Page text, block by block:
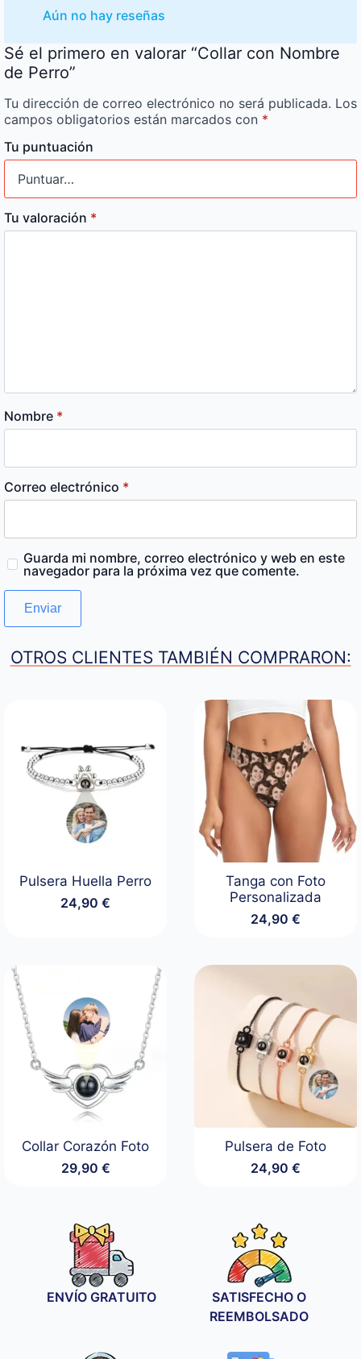
Aún no hay reseñas
Sé el primero en valorar “Collar con Nombre
de Perro”
Tu dirección de correo electrónico no será publicada. Los
campos obligatorios están marcados con *
Tu puntuación
Tu valoración *
Nombre *
Correo electrónico *
Guarda mi nombre, correo electrónico y web en este
navegador para la próxima vez que comente.
OTROS CLIENTES TAMBIÉN COMPRARON:
Pulsera Huella Perro
24,90€
Tanga con Foto
Personalizada
24,90 €
Collar Corazón Foto
29,90 €
Pulsera de Foto
24,90 €
ENVÍO GRATUITO
SATISFECHO O
REEMBOLSADO